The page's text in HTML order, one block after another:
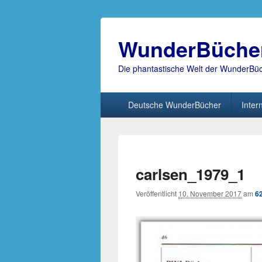
Die phantastische Welt der
Deutsche WunderBücher
carlsen_1979_1
Veröffentlicht 10. November 2017am